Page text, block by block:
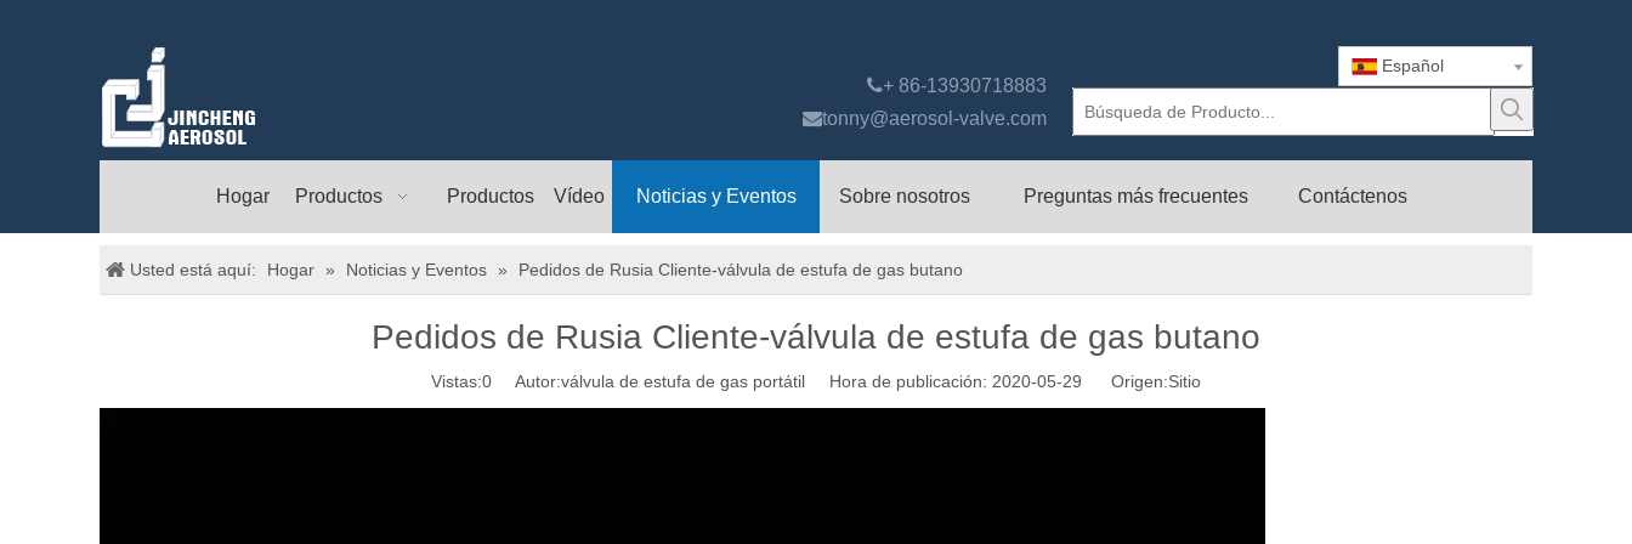
+ 86-13930718883
tonny@aerosol-valve.com
Español
Hogar Productos Productos Vídeo Noticias y Eventos Sobre nosotros Preguntas más frecuentes Contáctenos
Usted está aquí: Hogar » Noticias y Eventos » Pedidos de Rusia Cliente-válvula de estufa de gas butano
Pedidos de Rusia Cliente-válvula de estufa de gas butano
Vistas:0 Autor:válvula de estufa de gas portátil Hora de publicación: 2020-05-29 Origen:Sitio